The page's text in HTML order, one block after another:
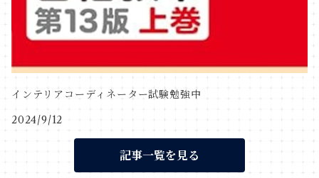
インテリアコーディネーター試験勉強中
2024/9/12
記事一覧を見る